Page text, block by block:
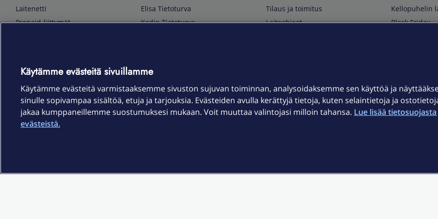
Laitenetti
Prepaid-liittymät
TV & audio
Kodinkoneet
Kamerat ja dronet
Kellot ja rannekkeet
Elisa Tietoturva
Kodin Tietoturva
Elisa Kotiverkko
Elisa Pilvilinna
Elisa Laiteturva
Elisa Rinnakkaisliittymät
Tilaus ja toimitus
Laiteohjeet
Kuuluvuuskartta
Asiakastiedotteet
OmaElisa-sovellus
Kellopuhelin
Black Friday
Käytämme evästeitä sivuillamme
Käytämme evästeitä varmistaaksemme sivuston sujuvan toiminnan, analysoidaksemme sen käyttöä ja
sinulle sopivampaa sisältöä, etuja ja tarjouksia. Evästeiden avulla kerättyjä tietoja, kuten selaintietoja ja
jakaa kumppaneillemme suostumuksesi mukaan. Voit muuttaa valintojasi milloin tahansa. Lue lisää tietosuojasta
evästeistä.